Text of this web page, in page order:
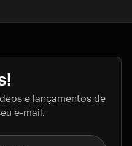
e lançamentos de
e-mail.